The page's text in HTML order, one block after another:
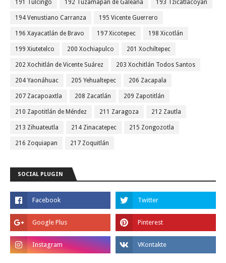
191 Tulcingo 192 Tuzamapan de Galeana 193 Tzicatlacoyan
194 Venustiano Carranza 195 Vicente Guerrero
196 Xayacatlán de Bravo 197 Xicotepec 198 Xicotlán
199 Xiutetelco 200 Xochiapulco 201 Xochiltepec
202 Xochitlán de Vicente Suárez 203 Xochitlán Todos Santos
204 Yaonáhuac 205 Yehualtepec 206 Zacapala
207 Zacapoaxtla 208 Zacatlán 209 Zapotitlán
210 Zapotitlán de Méndez 211 Zaragoza 212 Zautla
213 Zihuateutla 214 Zinacatepec 215 Zongozotla
216 Zoquiapan 217 Zoquitlán
SOCIAL PLUGIN